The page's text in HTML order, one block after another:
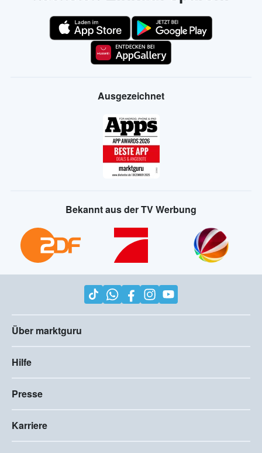
Ausgezeichnet
Bekannt aus der TV Werbung
Über marktguru
Hilfe
Presse
Karriere